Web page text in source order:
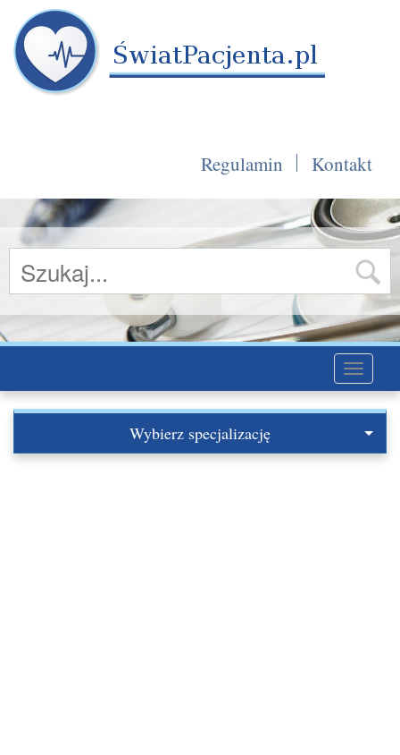
Regulamin Kontakt
Toggle
Wybierz specjalizację